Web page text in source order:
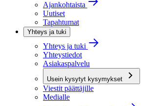
Ajankohtaista
Uutiset
Tapahtumat
Yhteys ja tuki
Yhteys ja tuki
Yhteystiedot
Asiakaspalvelu
Usein kysytyt kysymykset
Viestit päättäjille
Medialle